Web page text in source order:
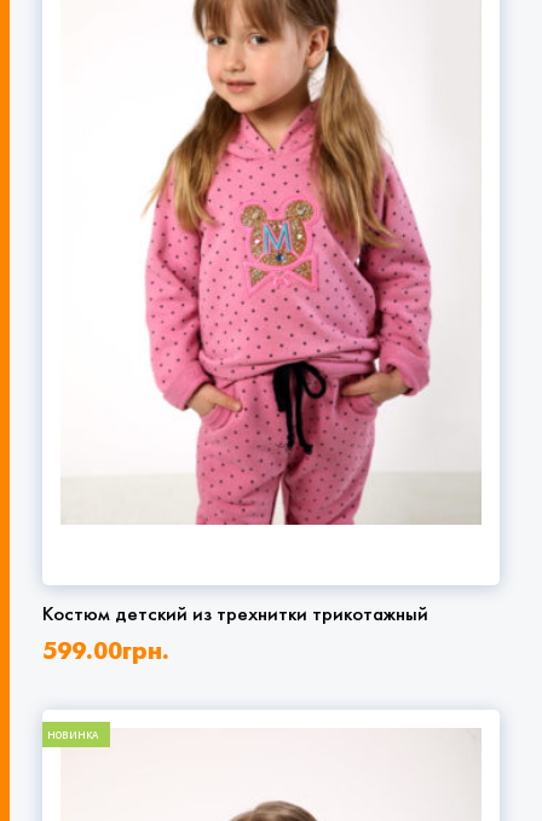
Костюм детский из трехнитки трикотажный
599.00грн.
НОВИНКА